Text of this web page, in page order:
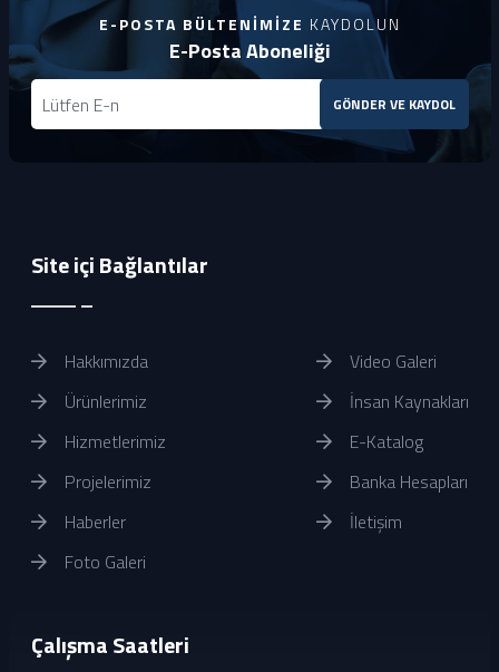
E-POSTA BÜLTENIMIZE KAYDOLUN
E-Posta Aboneliği
GÖNDER VE KAYDOL
Site içi Bağlantılar
Hakkımızda
Ürünlerimiz
Hizmetlerimiz
Projelerimiz
Haberler
Foto Galeri
Video Galeri
İnsan Kaynakları
E-Katalog
Banka Hesapları
İletişim
Çalışma Saatleri